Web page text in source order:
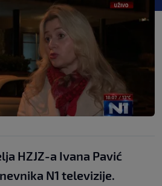
HZJZ-a Ivana Pavić
N1 televizije.